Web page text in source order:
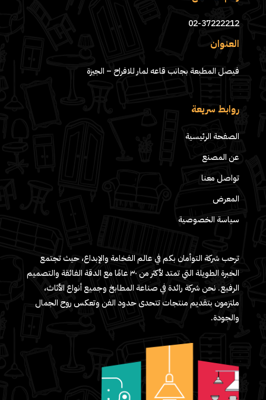
02-37222212
العنوان
فيصل المطبعة بجانب قاعه لمار للافراح – الجيزة
روابط سريعة
الصفحة الرئيسية
عن المصنع
تواصل معنا
المعرض
سياسة الخصوصية
ترحب شركة التوأمان بكم في عالم الفخامة والإبداع، حيث تجتمع
الخبرة الطويلة التي تمتد لأكثر من ٣٠ عامًا مع الدقة الفائقة والتصميم
الرفيع. نحن شركة رائدة في صناعة المطابخ وجميع أنواع الأثاث،
ملتزمون بتقديم منتجات تتحدى حدود الفن وتعكس روح الجمال
والجودة.